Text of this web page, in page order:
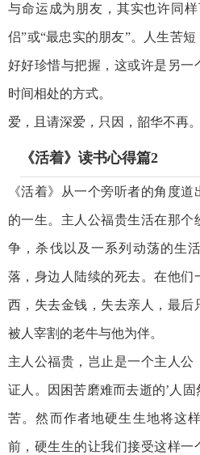
与命运成为朋友，其实也许同
侣”或“最忠实的朋友”。人生苦
好好珍惜与把握，这或许是另一
时间相处的方式。
爱，且请深爱，只因，韶华不再。
《活着》读书心得篇2
《活着》从一个旁听者的角度
的一生。主人公福贵生活在那
争，杀伐以及一系列动荡的生
落，身边人陆续的死去。在他们
西，失去金钱，失去亲人，最后
被人宰割的老牛与他为伴。
主人公福贵，岂止是一个主人
证人。因困苦磨难而去逝的’人
苦。然而作者地硬生生地将这
前，硬生生的让我们接受这样一